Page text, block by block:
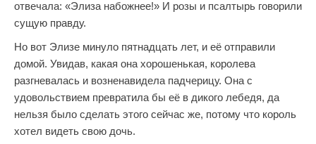
отвечала: «Элиза набожнее!» И розы и псалтырь говорили
сущую правду.
Но вот Элизе минуло пятнадцать лет, и её отправили
домой. Увидав, какая она хорошенькая, королева
разгневалась и возненавидела падчерицу. Она с
удовольствием превратила бы её в дикого лебедя, да
нельзя было сделать этого сейчас же, потому что король
хотел видеть свою дочь.